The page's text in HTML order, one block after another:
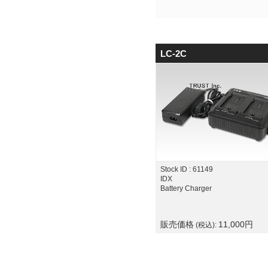
LC-2C
Stock ID : 61149
IDX
Battery Charger
販売価格 (税込): 11,000円